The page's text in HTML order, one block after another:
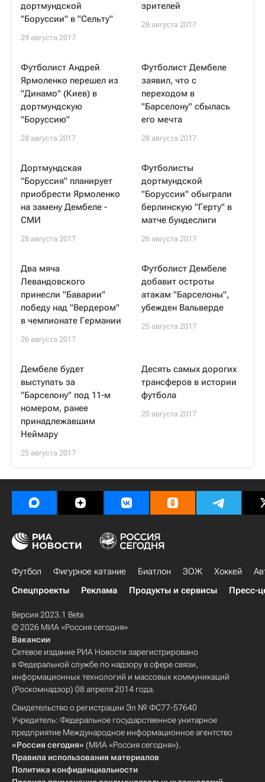
дортмундской
"Боруссии" в "Сельту"
29 августа 2017
зрителей
28 августа 2017
Футболист Андрей
Ярмоленко перешел из
"Динамо" (Киев) в
дортмундскую
"Боруссию"
28 августа 2017
Футболист Дембеле
заявил, что с
переходом в
"Барселону" сбылась
его мечта
28 августа 2017
Дортмундская
"Боруссия" планирует
приобрести Ярмоленко
на замену Дембеле -
СМИ
28 августа 2017
Футболисты
дортмундской
"Боруссии" обыграли
берлинскую "Герту" в
матче бундеслиги
26 августа 2017
Два мяча
Левандовского
принесли "Баварии"
победу над "Вердером"
в чемпионате Германии
26 августа 2017
Футболист Дембеле
добавит остроты
атакам "Барселоны",
убежден Вальверде
25 августа 2017
Дембеле будет
выступать за
"Барселону" под 11-м
номером, ранее
принадлежавшим
Неймару
25 августа 2017
Десять самых дорогих
трансферов в истории
футбола
25 августа 2017
Футбол Фигурное катание Биатлон ЗОЖ Хоккей
Спецпроекты
Реклама Продукты и сервисы Пресс-
Версия 2023.1 Beta
© 2026 МИА «Россия сегодня»
Вакансии
Сетевое издание РИА Новости зарегистрировано
в Федеральной службе по надзору в сфере связи,
информационных технологий и массовых коммуникаций
(Роскомнадзор) 08 апреля 2014 года.
Свидетельство о регистрации Эл № ФС77-57640
Учредитель: Федеральное государственное унитарное
предприятие Международное информационное агентство
«Россия сегодня» (МИА «Россия сегодня»).
Правила использования материалов
Политика конфиденциальности